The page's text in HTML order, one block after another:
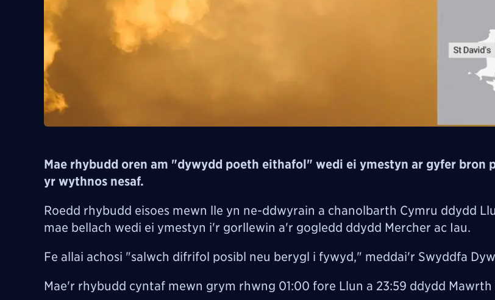
Mae rhybudd oren am "dywydd poeth eithafol" wedi ei ymestyn ar gyfer bron
yr wythnos nesaf.
Roedd rhybudd eisoes mewn lle yn ne-ddwyrain a chanolbarth Cymru ddydd
mae bellach wedi ei ymestyn i'r gorllewin a'r gogledd ddydd Mercher ac Iau.
Fe allai achosi "salwch difrifol posibl neu berygl i fywyd," meddai'r Swyddfa
Mae'r rhybudd cyntaf mewn grym rhwng 01:00 fore Llun a 23:59 ddydd